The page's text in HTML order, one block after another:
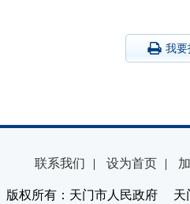
我要
联系我们 | 设为首页 |
版权所有：天门市人民政府